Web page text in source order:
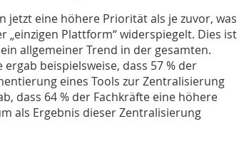
jetzt eine höhere Priorität als je zuvor, was
Plattform“ widerspiegelt. Dies ist
allgemeiner Trend in der gesamten.
beispielsweise, dass 57 % der
eines Tools zur Zentralisierung
dass 64 % der Fachkräfte eine höhere
als Ergebnis dieser Zentralisierung